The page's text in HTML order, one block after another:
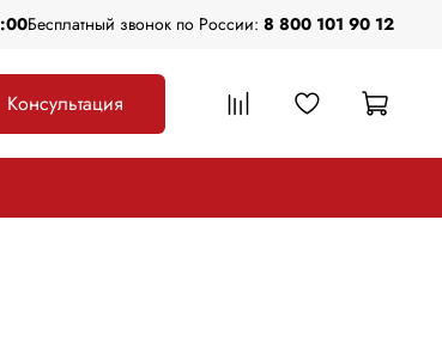
Бесплатный звонок по России: 8 800 101 90 12
Консультация